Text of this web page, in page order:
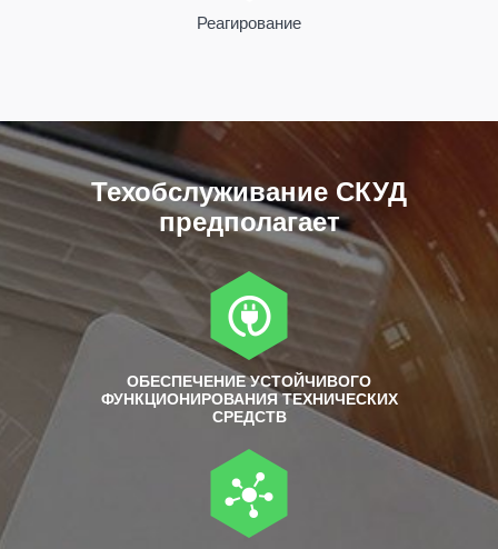
Реагирование
Техобслуживание СКУД
предполагает
ОБЕСПЕЧЕНИЕ УСТОЙЧИВОГО
ФУНКЦИОНИРОВАНИЯ ТЕХНИЧЕСКИХ
СРЕДСТВ